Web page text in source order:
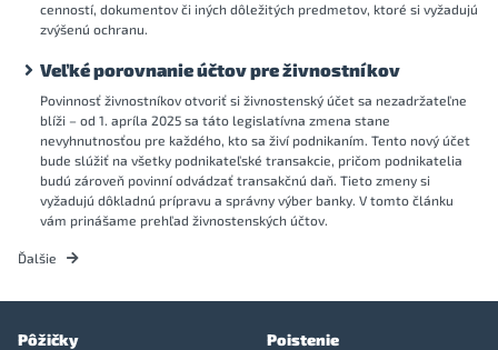
cenností, dokumentov či iných dôležitých predmetov, ktoré si vyžadujú
zvýšenú ochranu.
Veľké porovnanie účtov pre živnostníkov
Povinnosť živnostníkov otvoriť si živnostenský účet sa nezadržateľne
blíži – od 1. apríla 2025 sa táto legislatívna zmena stane
nevyhnutnosťou pre každého, kto sa živí podnikaním. Tento nový účet
bude slúžiť na všetky podnikateľské transakcie, pričom podnikatelia
budú zároveň povinní odvádzať transakčnú daň. Tieto zmeny si
vyžadujú dôkladnú prípravu a správny výber banky. V tomto článku
vám prinášame prehľad živnostenských účtov.
Ďalšie
Pôžičky Poistenie